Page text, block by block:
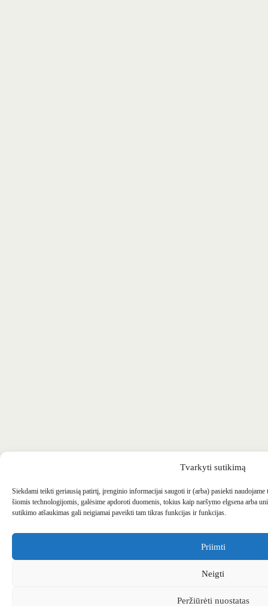
Tvarkyti sutikimą
Siekdami teikti geriausią patirtį, įrenginio informacijai saugoti ir (arba) pasiekti
šiomis technologijomis, galėsime apdoroti duomenis, tokius kaip naršymo elgsena arba
sutikimo atšaukimas gali neigiamai paveikti tam tikras funkcijas ir funkcijas.
Priimti
Neigti
Peržiūrėti nuostatas